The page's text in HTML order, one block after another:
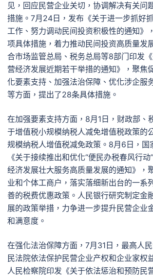
见，回应民营企业关切，协调解决有关问
措施。7月24日，发布《关于进一步抓好
工作、努力调动民间投资积极性的通知》
项具体措施，着力推动民间投资高质量发
合市场监管总局、税务总局等8部门印发
营经济发展近期若干举措的通知》，聚焦
化要素支持、加强法治保障、优化涉企服
等方面，提出了28条具体措施。
在加强要素支持方面，8月1日，财政部、
于增值税小规模纳税人减免增值税政策的
规模纳税人增值税减免政策。8月6日，国
《关于接续推出和优化“便民办税春风行
经济发展壮大服务高质量发展的通知》，
业和个体工商户，落实落细新出台的一系
善的税费优惠政策。人民银行研究制定金
展的政策举措，力争进一步提升民营企业
和满意度。
在强化法治保障方面，7月31日，最高人
民法院依法保护民营企业产权和企业家权
人民检察院印发《关于依法惩治和预防民